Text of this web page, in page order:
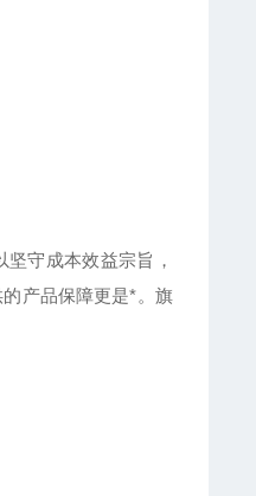
守成本效益宗旨，
产品保障更是*。旗